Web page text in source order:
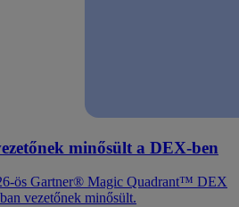
minősült a DEX-ben
ös Gartner® Magic Quadrant™ DEX
vezetőnek minősült.